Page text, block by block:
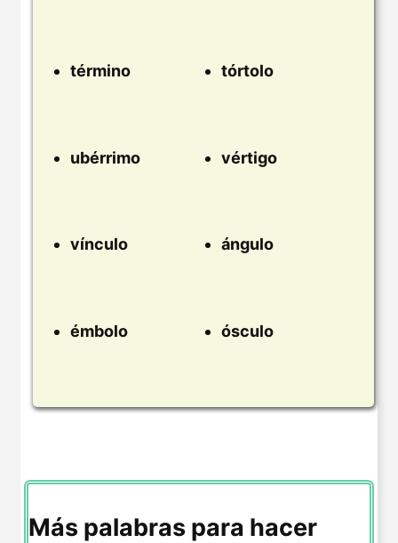
término tórtolo
ubérrimo vértigo
vínculo ángulo
émbolo ósculo
Más palabras para hacer